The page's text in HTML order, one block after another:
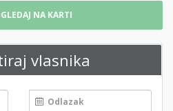
NA KARTI
vlasnika